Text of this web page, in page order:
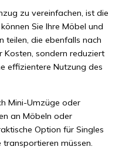
zu vereinfachen, ist die
Sie Ihre Möbel und
teilen, die ebenfalls nach
Kosten, sondern reduziert
effizientere Nutzung des
Mini-Umzüge oder
an Möbeln oder
Option für Singles
müssen.